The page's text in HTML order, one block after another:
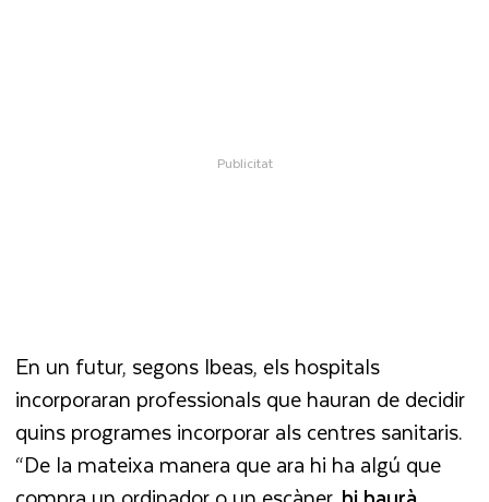
En un futur, segons Ibeas, els hospitals
incorporaran professionals que hauran de decidir
quins programes incorporar als centres sanitaris.
“De la mateixa manera que ara hi ha algú que